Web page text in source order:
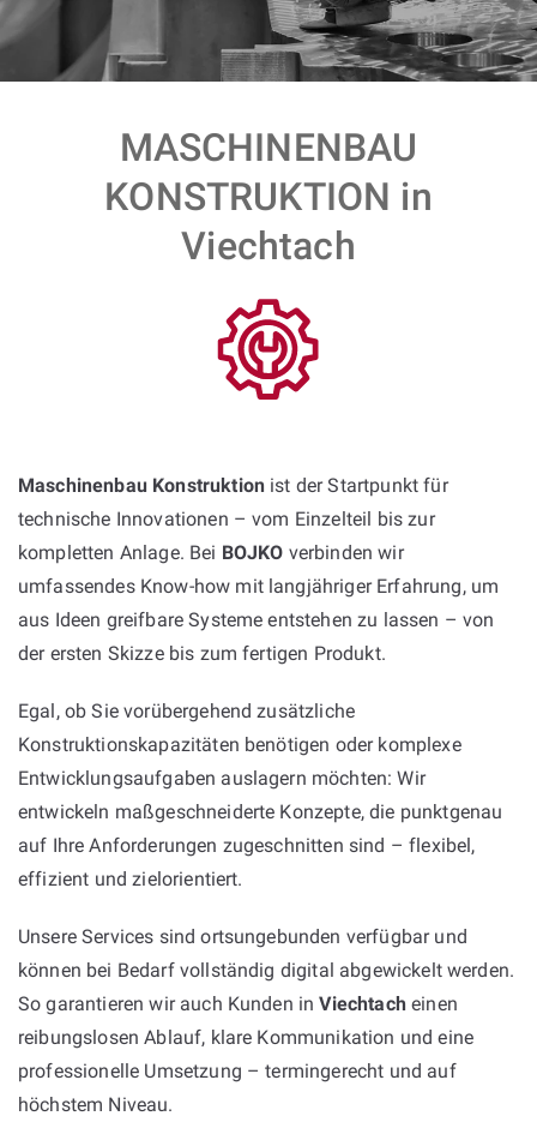
MASCHINENBAU
KONSTRUKTION in
Viechtach
Maschinenbau Konstruktion ist der Startpunkt für
technische Innovationen – vom Einzelteil bis zur
kompletten Anlage. Bei BOJKO verbinden wir
umfassendes Know-how mit langjähriger Erfahrung, um
aus Ideen greifbare Systeme entstehen zu lassen – von
der ersten Skizze bis zum fertigen Produkt.
Egal, ob Sie vorübergehend zusätzliche
Konstruktionskapazitäten benötigen oder komplexe
Entwicklungsaufgaben auslagern möchten: Wir
entwickeln maßgeschneiderte Konzepte, die punktgenau
auf Ihre Anforderungen zugeschnitten sind – flexibel,
effizient und zielorientiert.
Unsere Services sind ortsungebunden verfügbar und
können bei Bedarf vollständig digital abgewickelt werden.
So garantieren wir auch Kunden inViechtacheinen
reibungslosen Ablauf, klare Kommunikation und eine
professionelle Umsetzung – termingerecht und auf
höchstem Niveau.